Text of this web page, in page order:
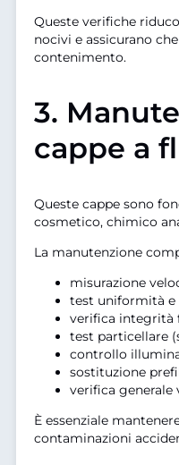
Queste verifiche
nocivi e assicurano
contenimento.
3.
cappe a
Queste cappe sono
cosmetico, chimico
La manutenzione
misurazione
test uniformità e
verifica integrità
test particellare
controllo
sostituzione
verifica
È essenziale
contaminazioni